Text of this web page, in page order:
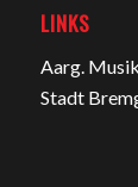
LINKS
Aarg.
Stadt